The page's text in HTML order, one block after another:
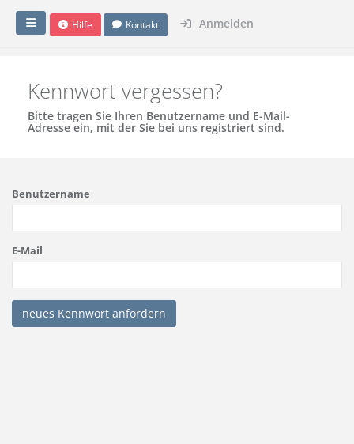
Hilfe Kontakt Anmelden
Kennwort vergessen?
Bitte tragen Sie Ihren Benutzername und E-Mail-
Adresse ein, mit der Sie bei uns registriert sind.
Benutzername
E-Mail